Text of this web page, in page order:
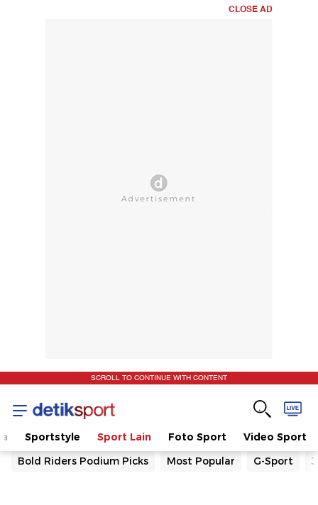
CLOSE AD
SCROLL TO CONTINUE WITH CONTENT
Sportstyle Sport Lain Foto Sport
Video Sport
Bold Riders Podium Picks
Most Popular G-Sport